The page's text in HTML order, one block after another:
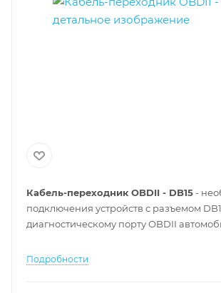
Кабель-переходник OBDII - DB15-
подключения устройств с разъемом
диагностическому порту OBDII
Подробности